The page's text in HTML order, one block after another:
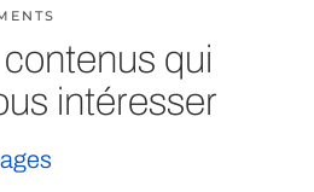
qui
intéresser